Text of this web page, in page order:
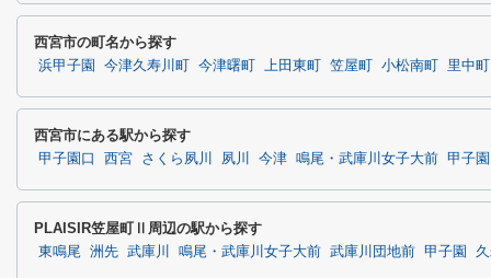
西宮市の町名から探す
浜甲子園 今津久寿川町 今津曙町 上田東町 笠屋町 小松南町 里中町
西宮市にある駅から探す
甲子園口 西宮 さくら夙川 夙川 今津 鳴尾・武庫川女子大前 甲子園
PLAISIR笠屋町Ⅱ周辺の駅から探す
東鳴尾 洲先 武庫川 鳴尾・武庫川女子大前 武庫川団地前 甲子園